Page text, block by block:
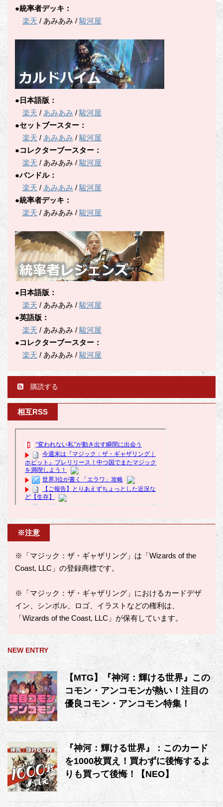
●統率者デッキ：
楽天 / あみあみ /駿河屋
●日本語版：
楽天 / あみあみ /駿河屋
●セットブースター：
楽天 / あみあみ /駿河屋
●コレクターブースター：
楽天 / あみあみ /駿河屋
●バンドル：
楽天 / あみあみ /駿河屋
●統率者デッキ：
楽天 / あみあみ /駿河屋
●日本語版：
楽天 / あみあみ /駿河屋
●英語版：
楽天 / あみあみ /駿河屋
●コレクターブースター：
楽天 / あみあみ /駿河屋
購読する
相互RSS
※注意
※「マジック：ザ・ギャザリング」は「Wizards of the
Coast, LLC」の登録商標です。
※「マジック：ザ・ギャザリング」におけるカードデザ
イン、シンボル、ロゴ、イラストなどの権利は、
「Wizards of the Coast, LLC」が保有しています。
NEW ENTRY
【MTG】『神河：輝ける世界』この
コモン・アンコモンが熱い！注目の
優良コモン・アンコモン特集！
『神河：輝ける世界』：このカード
を1000枚買え！買わずに後悔するよ
りも買って後悔！【NEO】